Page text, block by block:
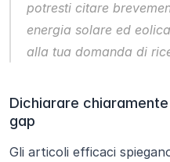
potresti citare
energia solare ed
alla tua domanda di
Dichiarare
gap
Gli articoli efficaci